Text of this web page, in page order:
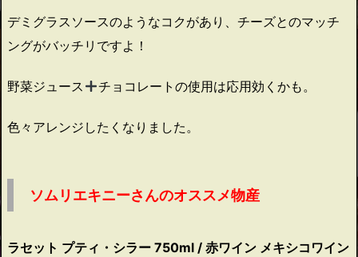
デミグラスソースのようなコクがあり、チーズとのマッチ
ングがバッチリですよ！
野菜ジュース チョコレートの使用は応用効くかも。
色々アレンジしたくなりました。
ソムリエキニーさんのオススメ物産
ラセット プティ・シラー 750ml / 赤ワイン メキシコワイン